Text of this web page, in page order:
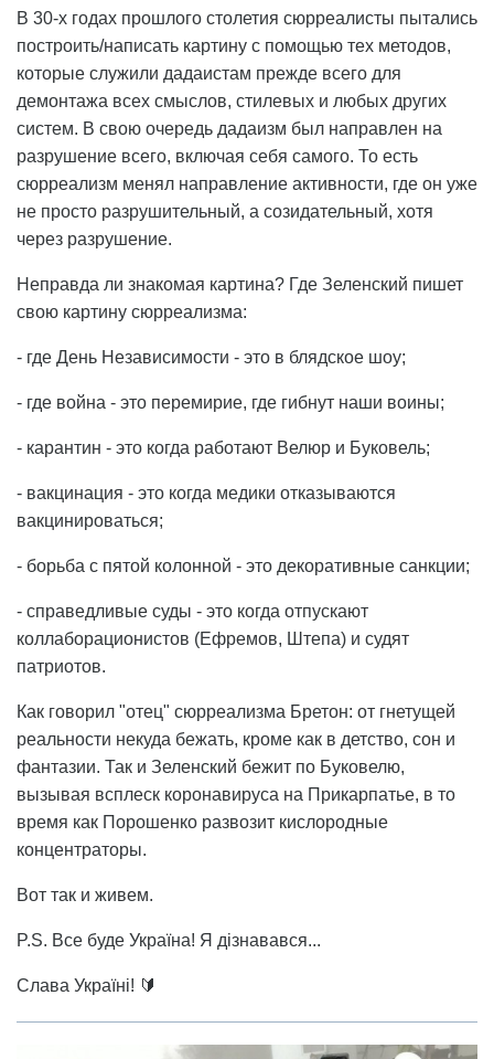
В 30-х годах прошлого столетия сюрреалисты пытались
построить/написать картину с помощью тех методов,
которые служили дадаистам прежде всего для
демонтажа всех смыслов, стилевых и любых других
систем. В свою очередь дадаизм был направлен на
разрушение всего, включая себя самого. То есть
сюрреализм менял направление активности, где он уже
не просто разрушительный, а созидательный, хотя
через разрушение.
Неправда ли знакомая картина? Где Зеленский пишет
свою картину сюрреализма:
- где День Независимости - это в блядское шоу;
- где война - это перемирие, где гибнут наши воины;
- карантин - это когда работают Велюр и Буковель;
- вакцинация - это когда медики отказываются
вакцинироваться;
- борьба с пятой колонной - это декоративные санкции;
- справедливые суды - это когда отпускают
коллаборационистов (Ефремов, Штепа) и судят
патриотов.
Как говорил "отец" сюрреализма Бретон: от гнетущей
реальности некуда бежать, кроме как в детство, сон и
фантазии. Так и Зеленский бежит по Буковелю,
вызывая всплеск коронавируса на Прикарпатье, в то
время как Порошенко развозит кислородные
концентраторы.
Вот так и живем.
P.S. Все буде Україна! Я дізнавався...
Слава Україні! 🔰